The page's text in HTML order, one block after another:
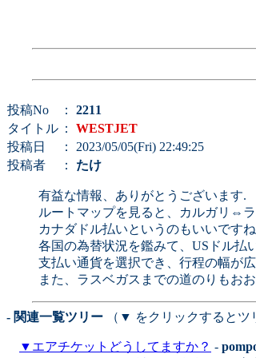
投稿No ： 2211
タイトル ： WESTJET
投稿日
： 2023/05/05(Fri) 22:49:25
投稿者
： たけ
有益な情報、ありがとうございます.
ルートマップを見ると、カルガリ⇔
カナダドル払いというのもいいです
各国の為替状況を鑑みて、USドル払
支払い通貨を選択でき、行程の幅が
また、ラスベガスまでの道のりもお
- 関連一覧ツリー （▼ をクリックするとツ
▼ エアチケットどうしてますか？ -